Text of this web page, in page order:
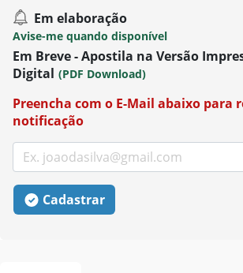
Em elaboração
Avise-me quando disponível
Em Breve - Apostila na Versão
Digital (PDF Download)
Preencha com o E-Mail abaixo para
notificação
Cadastrar